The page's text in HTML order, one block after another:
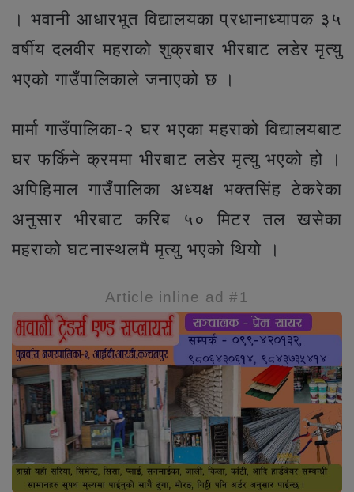
। भवानी आधारभूत विद्यालयका प्रधानाध्यापक ३५
वर्षीय दलवीर महराको शुक्रबार भीरबाट लडेर मृत्यु
भएको गाउँपालिकाले जनाएको छ ।
मार्मा गाउँपालिका-२ घर भएका महराको विद्यालयबाट
घर फर्किने क्रममा भीरबाट लडेर मृत्यु भएको हो ।
अपिहिमाल गाउँपालिका अध्यक्ष भक्तसिंह ठेकरेका
अनुसार भीरबाट करिब ५० मिटर तल खसेका
महराको घटनास्थलमै मृत्यु भएको थियो ।
Article inline ad #1